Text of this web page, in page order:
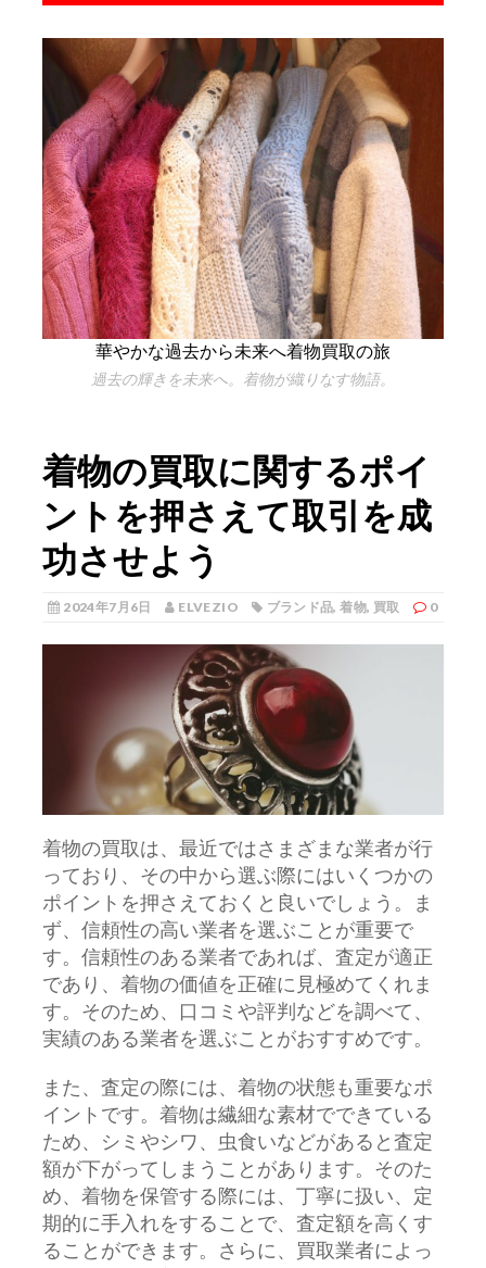
華やかな過去から未来へ着物買取の旅
過去の輝きを未来へ。着物が織りなす物語。
着物の買取に関するポイ
ントを押さえて取引を成
功させよう
2024年7月6日 ELVEZIO ブランド品,着物, 買取 0
着物の買取は、最近ではさまざまな業者が行
っており、その中から選ぶ際にはいくつかの
ポイントを押さえておくと良いでしょう。 ま
ず、信頼性の高い業者を選ぶことが重要で
す。信頼性のある業者であれば、査定が適正
であり、着物の価値を正確に見極めてくれま
す。そのため、口コミや評判などを調べて、
実績のある業者を選ぶことがおすすめです。
また、査定の際には、着物の状態も重要なポ
イントです。着物は繊細な素材でできている
ため、シミやシワ、虫食いなどがあると査定
額が下がってしまうことがあります。そのた
め、着物を保管する際には、丁寧に扱い、定
期的に手入れをすることで、査定額を高くす
ることができます。さらに、買取業者によっ